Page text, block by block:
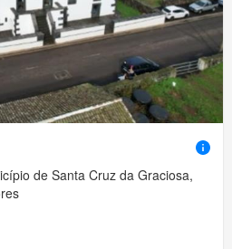
de Santa Cruz da Graciosa,